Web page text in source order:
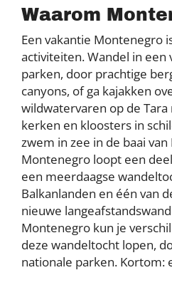
Waarom
Een vakantie Montenegro
activiteiten. Wandel in een
parken, door prachtige
canyons, of ga kajakken
wildwatervaren op de
kerken en kloosters in
zwem in zee in de baai
Montenegro loopt een
een meerdaagse
Balkanlanden en één van
nieuwe
Montenegro kun je
deze wandeltocht lopen,
nationale parken. Kortom: